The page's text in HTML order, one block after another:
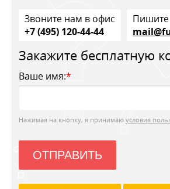
Звоните нам в офис
+7 (495) 120-44-44
Пишите
Закажите бесплатную
Ваше имя:*
Нажимая на кнопку, я принимаю условия
ОТПРАВИТЬ